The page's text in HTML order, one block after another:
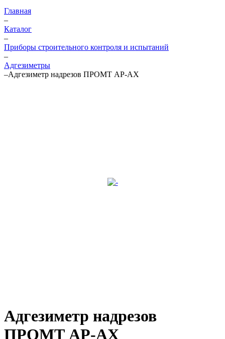
Главная
–
Каталог
–
Приборы строительного контроля и испытаний
–
Адгезиметры
–Адгезиметр надрезов ПРОМТ АР-АХ
Адгезиметр надрезов
ПРОМТ АР-АХ